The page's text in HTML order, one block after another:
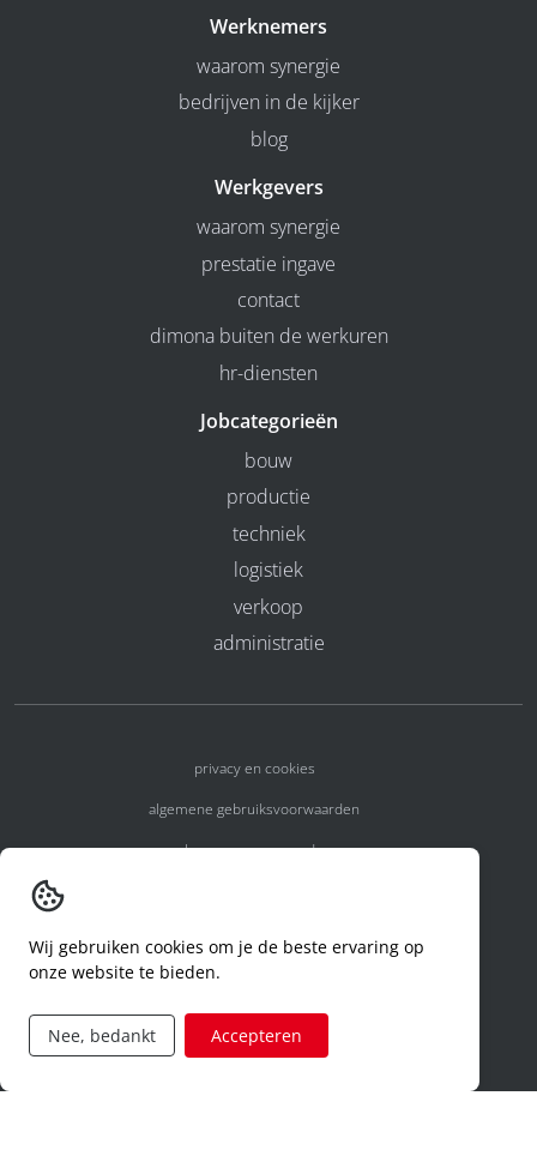
Werknemers
waarom synergie
bedrijven in de kijker
blog
Werkgevers
waarom synergie
prestatie ingave
contact
dimona buiten de werkuren
hr-diensten
Jobcategorieën
bouw
productie
techniek
logistiek
verkoop
administratie
privacy en cookies
algemene gebruiksvoorwaarden
algemene voorwaarden
code of conduct
aanvraag rechten ivm privacy
Wij gebruiken cookies om je de beste ervaring op
onze website te bieden.
Nee, bedankt Accepteren